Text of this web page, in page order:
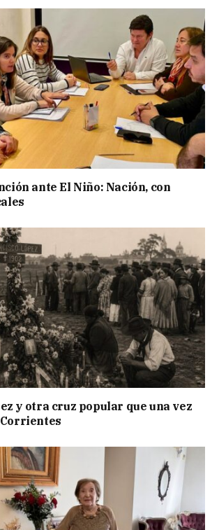
ante El Niño: Nación, con
y otra cruz popular que una vez